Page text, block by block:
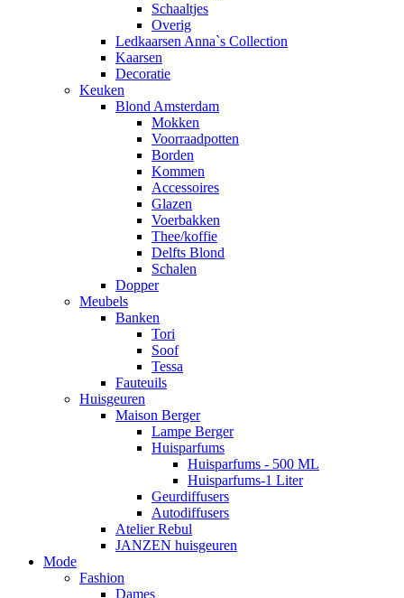
Schaaltjes
Overig
Ledkaarsen Anna`s Collection
Kaarsen
Decoratie
Keuken
Blond Amsterdam
Mokken
Voorraadpotten
Borden
Kommen
Accessoires
Glazen
Voerbakken
Thee/koffie
Delfts Blond
Schalen
Dopper
Meubels
Banken
Tori
Soof
Tessa
Fauteuils
Huisgeuren
Maison Berger
Lampe Berger
Huisparfums
Huisparfums - 500 ML
Huisparfums-1 Liter
Geurdiffusers
Autodiffusers
Atelier Rebul
JANZEN huisgeuren
Mode
Fashion
Dames